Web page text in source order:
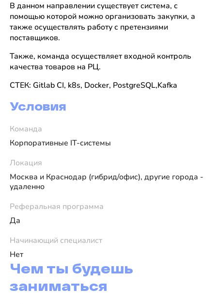
В данном направлении существует система, с
помощью которой можно организовать закупки, а
также осуществлять работу с претензиями
поставщиков.
Также, команда осуществляет входной контроль
качества товаров на РЦ.
СТЕК: Gitlab CI, k8s, Docker, PostgreSQL,Kafka
Условия
Команда
Корпоративные IT-системы
Локация
Москва и Краснодар (гибрид/офис), другие города -
удаленно
Реферальная программа
Да
Начинающий специалист
Нет
Чем ты будешь
заниматься